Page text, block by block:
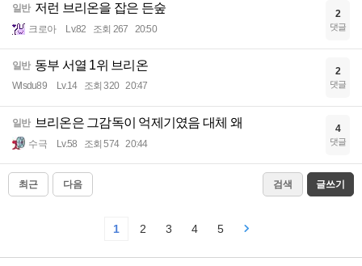
일반 저런 브리온을 잡은 든숲
크로아 Lv.82 조회 267 20:50
2
댓글
일반 동부 서열 1위 브리온
Wlsdu89 Lv.14 조회 320 20:47
2
댓글
일반 브리온은 그감독이 억제기였음 대체 왜
수극 Lv.58 조회 574 20:44
4
댓글
최근 다음 검색 글쓰기
1 2 3 4 5